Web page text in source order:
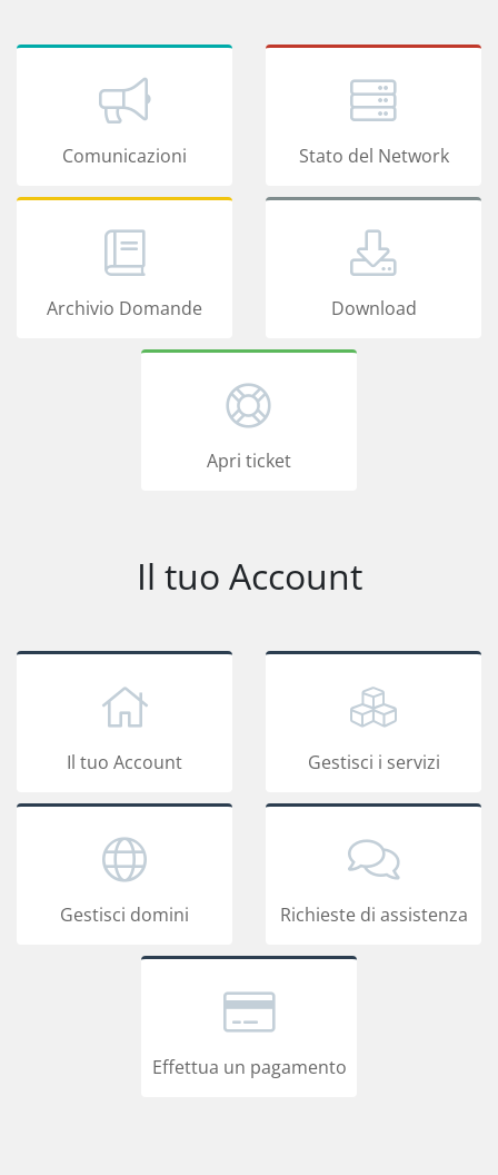
Comunicazioni Stato del Network
Archivio Domande Download
Apri ticket
Il tuo Account
Il tuo Account Gestisci i servizi
Gestisci domini Richieste di assistenza
Effettua un pagamento